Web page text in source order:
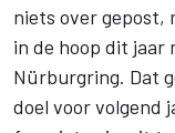
niets over gepost,
in de hoop dit jaar
Nürburgring. Dat
doel voor volgend